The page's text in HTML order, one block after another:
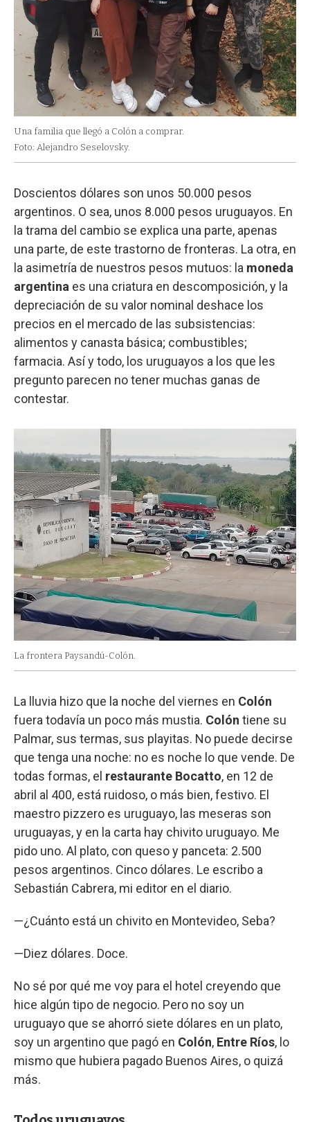
Una familia que llegó a Colón a comprar.
Foto: Alejandro Seselovsky.
Doscientos dólares son unos 50.000 pesos
argentinos. O sea, unos 8.000 pesos uruguayos. En
la trama del cambio se explica una parte, apenas
una parte, de este trastorno de fronteras. La otra, en
la asimetría de nuestros pesos mutuos: la moneda
argentina es una criatura en descomposición, y la
depreciación de su valor nominal deshace los
precios en el mercado de las subsistencias:
alimentos y canasta básica; combustibles;
farmacia. Así y todo, los uruguayos a los que les
pregunto parecen no tener muchas ganas de
contestar.
La frontera Paysandú-Colón.
La lluvia hizo que la noche del viernes en Colón
fuera todavía un poco más mustia. Colón tiene su
Palmar, sus termas, sus playitas. No puede decirse
que tenga una noche: no es noche lo que vende. De
todas formas, el restaurante Bocatto, en 12 de
abril al 400, está ruidoso, o más bien, festivo. El
maestro pizzero es uruguayo, las meseras son
uruguayas, y en la carta hay chivito uruguayo. Me
pido uno. Al plato, con queso y panceta: 2.500
pesos argentinos. Cinco dólares. Le escribo a
Sebastián Cabrera, mi editor en el diario.
—¿Cuánto está un chivito en Montevideo, Seba?
—Diez dólares. Doce.
No sé por qué me voy para el hotel creyendo que
hice algún tipo de negocio. Pero no soy un
uruguayo que se ahorró siete dólares en un plato,
soy un argentino que pagó en Colón, Entre Ríos, lo
mismo que hubiera pagado Buenos Aires, o quizá
más.